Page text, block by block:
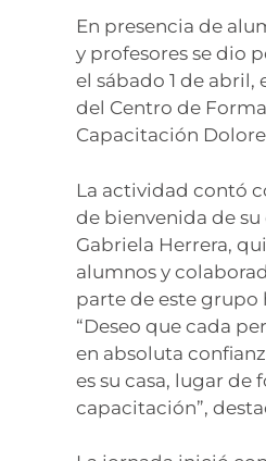
En presencia de
y profesores se dio
el sábado 1 de abril,
del Centro de
Capacitación
La actividad contó
de bienvenida de
Gabriela Herrera,
alumnos y
parte de este grupo
“Deseo que cada
en absoluta
es su casa, lugar de
capacitación”,